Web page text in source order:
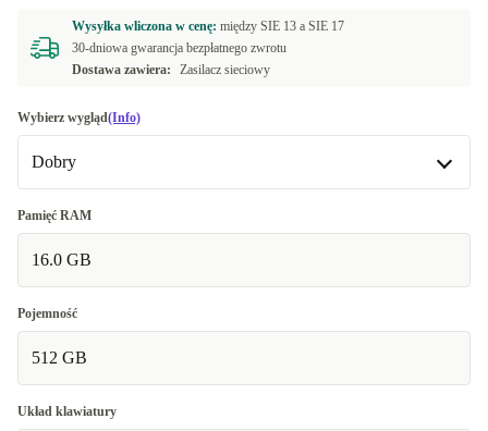
Wysyłka wliczona w cenę: między SIE 13 a SIE 17
30-dniowa gwarancja bezpłatnego zwrotu
Dostawa zawiera:
Zasilacz sieciowy
Wybierz wygląd(Info)
Dobry
Dobry
Bardzo dobry
Doskonały
Pamięć RAM
16.0 GB
Pojemność
512 GB
Układ klawiatury